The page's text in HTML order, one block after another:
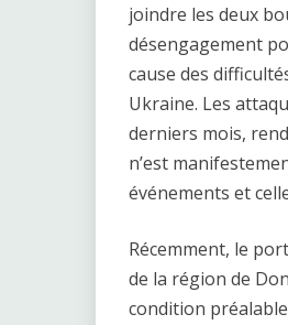
joindre les deux
désengagement
cause des
Ukraine. Les
derniers mois,
n’est
événements et
Récemment, le
de la région de
condition